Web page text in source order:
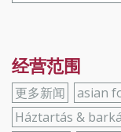
经营范围
更多新闻 asian
Háztartás &